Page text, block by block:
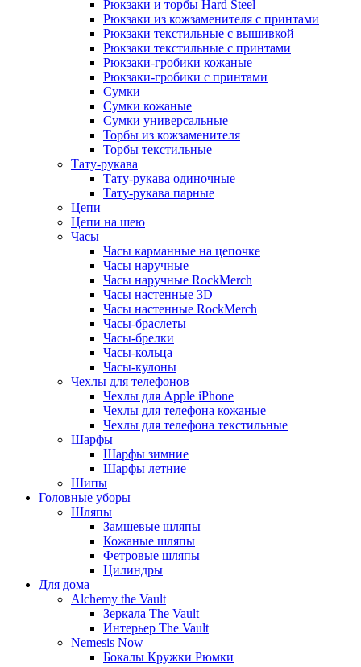
Рюкзаки и торбы Hard Steel
Рюкзаки из кожзаменителя с принтами
Рюкзаки текстильные с вышивкой
Рюкзаки текстильные с принтами
Рюкзаки-гробики кожаные
Рюкзаки-гробики с принтами
Сумки
Сумки кожаные
Сумки универсальные
Торбы из кожзаменителя
Торбы текстильные
Тату-рукава
Тату-рукава одиночные
Тату-рукава парные
Цепи
Цепи на шею
Часы
Часы карманные на цепочке
Часы наручные
Часы наручные RockMerch
Часы настенные 3D
Часы настенные RockMerch
Часы-браслеты
Часы-брелки
Часы-кольца
Часы-кулоны
Чехлы для телефонов
Чехлы для Apple iPhone
Чехлы для телефона кожаные
Чехлы для телефона текстильные
Шарфы
Шарфы зимние
Шарфы летние
Шипы
Головные уборы
Шляпы
Замшевые шляпы
Кожаные шляпы
Фетровые шляпы
Цилиндры
Для дома
Alchemy the Vault
Зеркала The Vault
Интерьер The Vault
Nemesis Now
Бокалы Кружки Рюмки